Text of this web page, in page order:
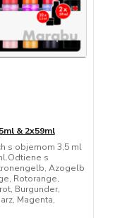
& 2x59ml
s objemom 3,5 ml
s
Azogelb
Rotorange,
Burgunder,
Magenta,